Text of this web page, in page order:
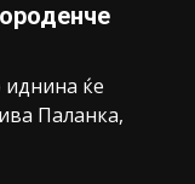
иднина ќе
Паланка,